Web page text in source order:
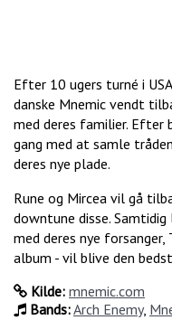
Efter 10 ugers turné i
danske Mnemic vendt
med deres familier. Efter
gang med at samle
deres nye plade.
Rune og Mircea vil gå
downtune disse.
med deres nye
album - vil blive den
Kilde: mnemic.com
Bands:Arch Enemy,